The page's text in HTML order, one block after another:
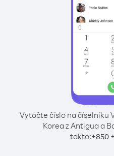
Vytočte číslo na číselníku
Korea z Antigua a
takto:+850 +